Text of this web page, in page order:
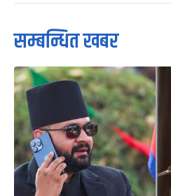
सम्बन्धित खबर